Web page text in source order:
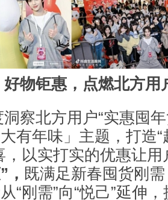
好物钜惠，点燃北方用
察北方用户“实惠囤
有年味」主题，打造
，以实打实的优惠让用
” ， 既满足新春囤货刚
“刚需”向“悦己”延伸